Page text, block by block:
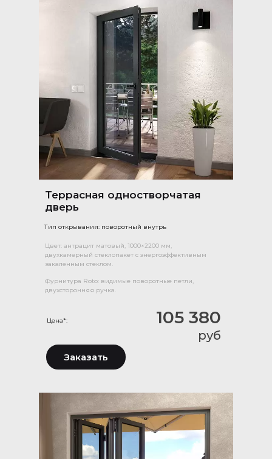
105 380
руб
Террасная одностворчатая
дверь
Тип открывания: поворотный внутрь
Цвет: антрацит матовый, 1000×2200 мм,
двухкамерный стеклопакет с энергоэффективным
закаленным стеклом.
Фурнитура Roto: видимые поворотные петли,
двухсторонняя ручка.
Цена*:
Заказать